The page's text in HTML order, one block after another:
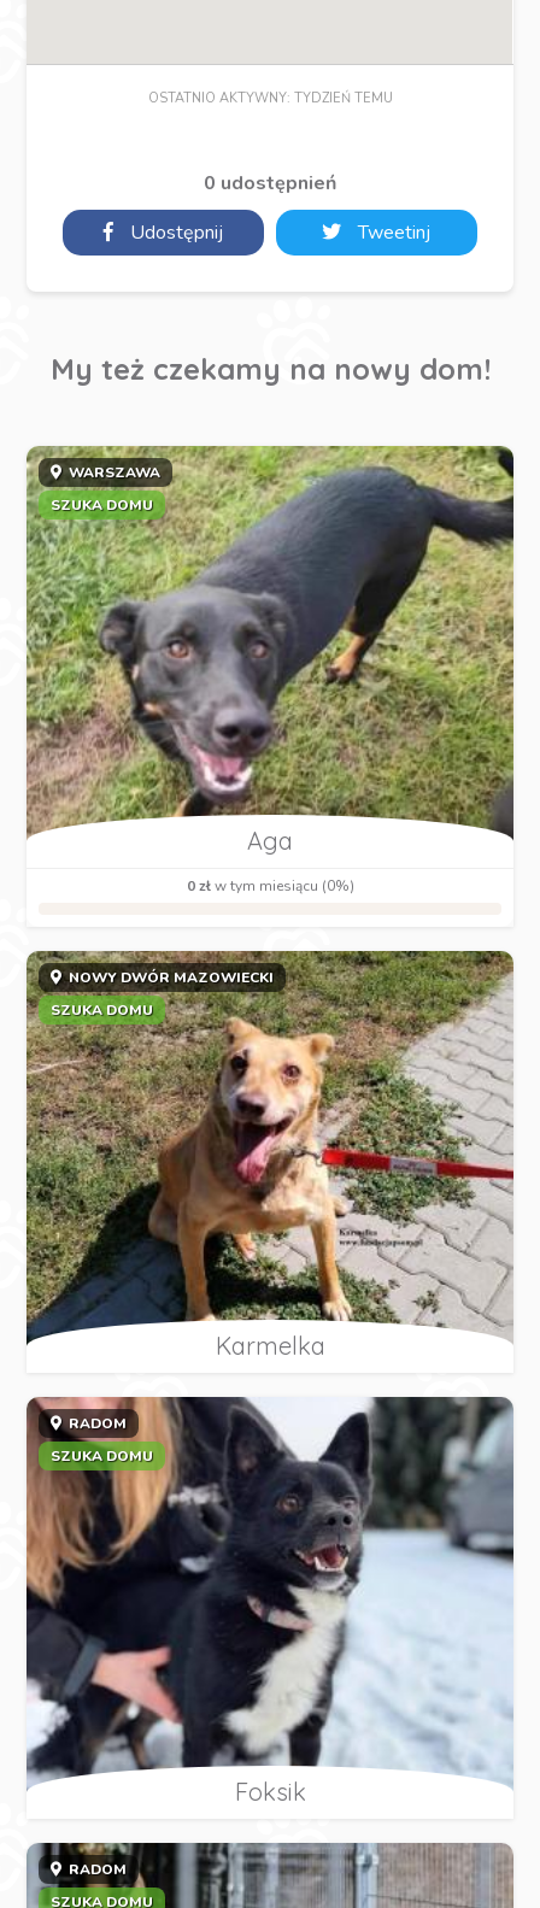
OSTATNIO AKTYWNY: TYDZIEŃ TEMU
0 udostępnień
Udostępnij
Tweetinj
My też czekamy na nowy dom!
WARSZAWA
SZUKA DOMU
Aga
0 złw tym miesiącu (0%)
NOWY DWÓR MAZOWIECKI
SZUKA DOMU
Karmelka
RADOM
SZUKA DOMU
Foksik
RADOM
SZUKA DOMU